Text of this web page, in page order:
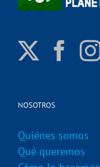
NOSOTROS
Quiénes somos
Qué queremos